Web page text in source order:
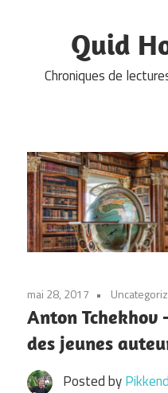
Quid
Chroniques de
mai 28, 2017
Anton Tchekhov
des jeunes
Posted by